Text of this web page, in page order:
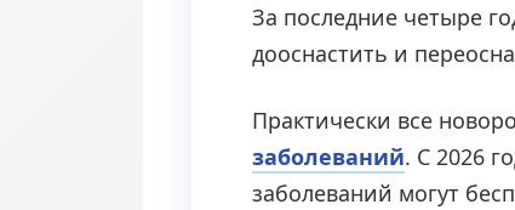
За последние четыре
дооснастить и
Практически все
заболеваний. С 2026
заболеваний могут